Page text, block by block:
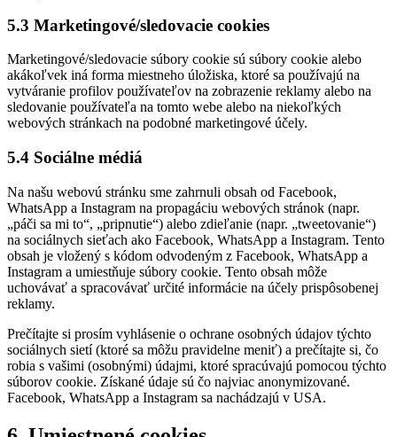
5.3 Marketingové/sledovacie cookies
Marketingové/sledovacie súbory cookie sú súbory cookie alebo
akákoľvek iná forma miestneho úložiska, ktoré sa používajú na
vytváranie profilov používateľov na zobrazenie reklamy alebo na
sledovanie používateľa na tomto webe alebo na niekoľkých
webových stránkach na podobné marketingové účely.
5.4 Sociálne médiá
Na našu webovú stránku sme zahrnuli obsah od Facebook,
WhatsApp a Instagram na propagáciu webových stránok (napr.
„páči sa mi to“, „pripnutie“) alebo zdieľanie (napr. „tweetovanie“)
na sociálnych sieťach ako Facebook, WhatsApp a Instagram. Tento
obsah je vložený s kódom odvodeným z Facebook, WhatsApp a
Instagram a umiestňuje súbory cookie. Tento obsah môže
uchovávať a spracovávať určité informácie na účely prispôsobenej
reklamy.
Prečítajte si prosím vyhlásenie o ochrane osobných údajov týchto
sociálnych sietí (ktoré sa môžu pravidelne meniť) a prečítajte si, čo
robia s vašimi (osobnými) údajmi, ktoré spracúvajú pomocou týchto
súborov cookie. Získané údaje sú čo najviac anonymizované.
Facebook, WhatsApp a Instagram sa nachádzajú v USA.